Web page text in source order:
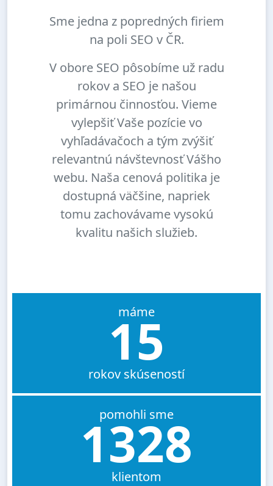
Sme jedna z popredných firiem
na poli SEO v ČR.
V obore SEO pôsobíme už radu
rokov a SEO je našou
primárnou činnosťou. Vieme
vylepšiť Vaše pozície vo
vyhľadávačoch a tým zvýšiť
relevantnú návštevnosť Vášho
webu. Naša cenová politika je
dostupná väčšine, napriek
tomu zachovávame vysokú
kvalitu našich služieb.
máme
15
rokov skúseností
pomohli sme
1328
klientom